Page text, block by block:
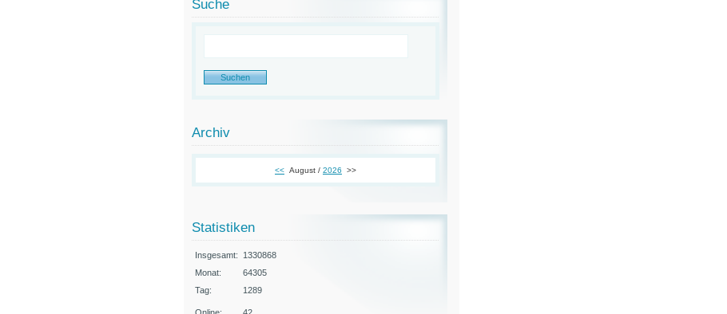
Suche
Archiv
<< August / 2026 >>
Statistiken
Insgesamt:
1330868
Monat:
64305
Tag:
1289